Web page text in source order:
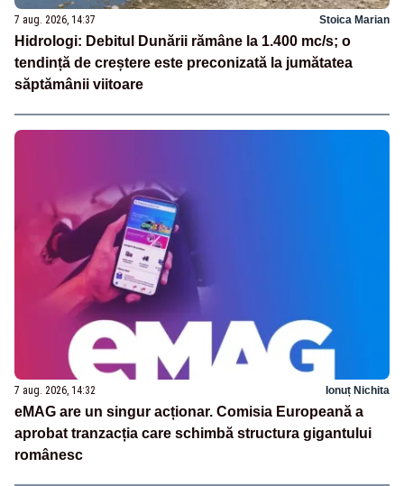
7 aug. 2026, 14:37 Stoica Marian
Hidrologi: Debitul Dunării rămâne la 1.400 mc/s; o
tendință de creștere este preconizată la jumătatea
săptămânii viitoare
7 aug. 2026, 14:32 Ionuț Nichita
eMAG are un singur acționar. Comisia Europeană a
aprobat tranzacția care schimbă structura gigantului
românesc